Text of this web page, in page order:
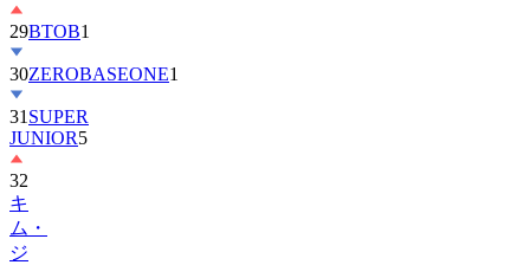
30ZEROBASEONE
31SUPER
JUNIOR
32
キ
ム・
ジ
ウ
ォ